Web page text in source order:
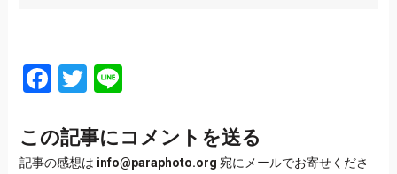
Facebook
Twitter
Line
この記事にコメントを送る
記事の感想は info@paraphoto.org 宛にメールでお寄せくださ